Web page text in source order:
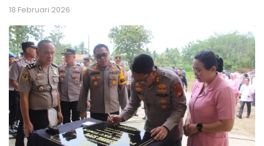
18 Februari 2026